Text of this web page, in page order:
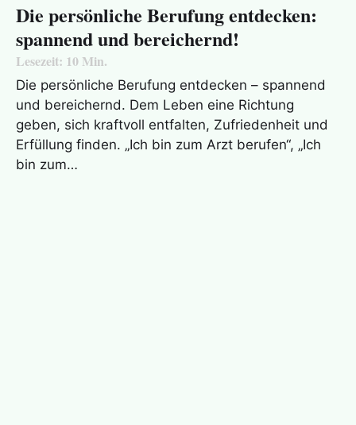
Die persönliche Berufung entdecken:
spannend und bereichernd!
Lesezeit: 10 Min.
Die persönliche Berufung entdecken – spannend
und bereichernd. Dem Leben eine Richtung
geben, sich kraftvoll entfalten, Zufriedenheit und
Erfüllung finden. „Ich bin zum Arzt berufen“, „Ich
bin zum…